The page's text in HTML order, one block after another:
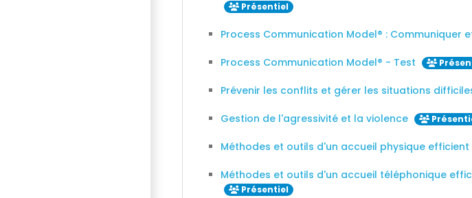
Présentiel
Process Communication Model® : Communiquer
Process Communication Model® - Test
Prévenir les conflits et gérer les situations
Gestion de l'agressivité et la violence
Méthodes et outils d'un accueil physique efficient
Méthodes et outils d'un accueil téléphonique
Présentiel